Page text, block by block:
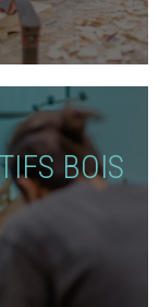
BOIS